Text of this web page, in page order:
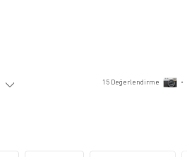
15Değerlendirme •